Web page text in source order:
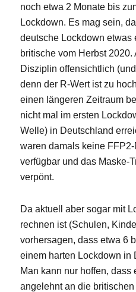
noch etwa 2 Monate bis
Lockdown. Es mag sein,
deutsche Lockdown etwas
britische vom Herbst
Disziplin offensichtlich
denn der R-Wert ist zu
einen längeren Zeitraum
nicht mal im ersten
Welle) in Deutschland
waren damals keine
verfügbar und das Maske-
verpönt.
Da aktuell aber sogar mit
rechnen ist (Schulen,
vorhersagen, dass etwa 6
einem harten Lockdown in
Man kann nur hoffen, dass
angelehnt an die